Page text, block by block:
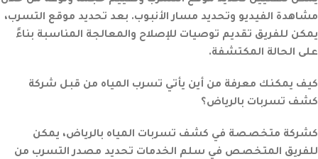
مشاهدة الفيديو وتحديد مسار الأنبوب. بعد تحديد موقع التسرب،
يمكن للفريق تقديم توصيات للإصلاح والمعالجة المناسبة بناءً
على الحالة المكتشفة.
كيف يمكنك معرفة من أين يأتي تسرب المياه من قبل شركة
كشف تسربات بالرياض؟
كشركة متخصصة في كشف تسربات المياه بالرياض، يمكن
للفريق المتخصص في سلم الخدمات تحديد مصدر التسرب من